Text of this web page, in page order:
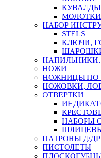
КУВАЛДЫ
МОЛОТКИ
НАБОР
STELS
КЛЮЧИ,
НОЖИ
НОЖНИЦЫ ПО
НОЖОВКИ,
ОТВЕРТКИ
НАБОРЫ
ПАТРОНЫ Д/
ПИСТОЛЕТЫ